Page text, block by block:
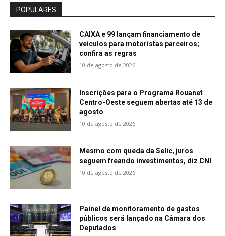
POPULARES
CAIXA e 99 lançam financiamento de
veículos para motoristas parceiros;
confira as regras
10 de agosto de 2026
Inscrições para o Programa Rouanet
Centro-Oeste seguem abertas até 13 de
agosto
10 de agosto de 2026
Mesmo com queda da Selic, juros
seguem freando investimentos, diz CNI
10 de agosto de 2026
Painel de monitoramento de gastos
públicos será lançado na Câmara dos
Deputados